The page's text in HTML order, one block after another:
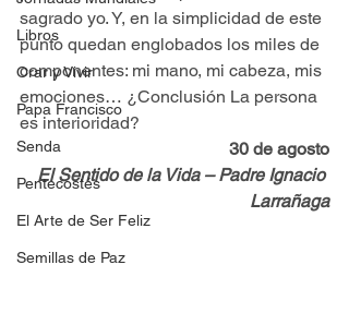
Libros
Orar y Vivir
Papa Francisco
Senda
Pentecostés
El Arte de Ser Feliz
Semillas de Paz
sagrado yo. Y, en la simplicidad de este
punto quedan englobados los miles de
componentes: mi mano, mi cabeza, mis
emociones… ¿Conclusión La persona
es interioridad?
30 de agosto
El Sentido de la Vida – Padre Ignacio
Larrañaga